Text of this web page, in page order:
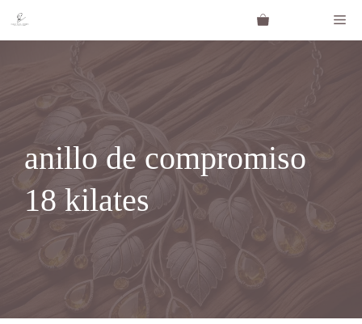
contenido
anillo de compromiso
18 kilates